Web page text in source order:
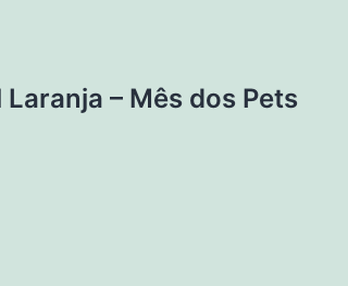
– Mês dos Pets